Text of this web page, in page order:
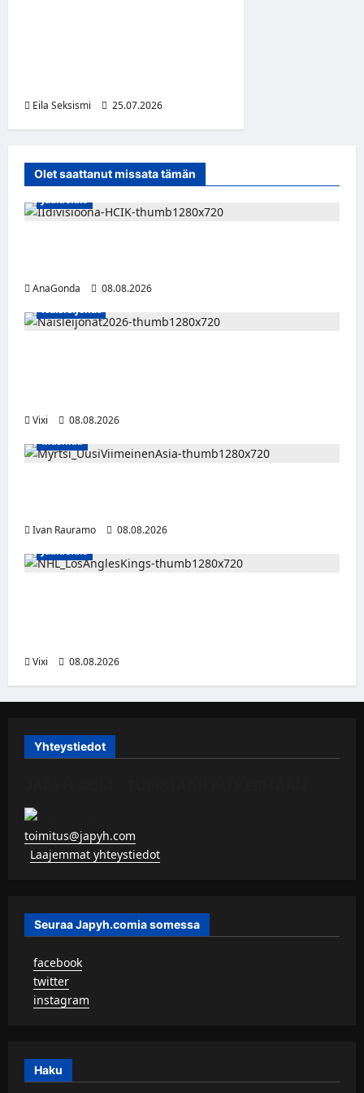
Eila Seksismi 25.07.2026
Olet saattanut missata tämän
Jääkiekko
AnaGonda
08.08.2026
Naisleijonat
Vixi
08.08.2026
Musiikki
Ivan Rauramo
08.08.2026
Jääkiekko
Vixi 08.08.2026
Yhteystiedot
toimitus@japyh.com
Laajemmat yhteystiedot
Seuraa Japyh.comia somessa
facebook
twitter
instagram
Haku